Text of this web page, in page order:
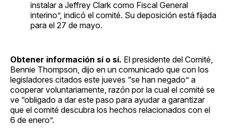
instalar a Jeffrey Clark como Fiscal General
interino”, indicó el comité. Su deposición está fijada
para el 27 de mayo.
Obtener información sí o sí. El presidente del Comité,
Bennie Thompson, dijo en un comunicado que con los
legisladores citados este jueves “se han negado” a
cooperar voluntariamente, razón por la cual el comité se
ve “obligado a dar este paso para ayudar a garantizar
que el comité descubra los hechos relacionados con el
6 de enero”.